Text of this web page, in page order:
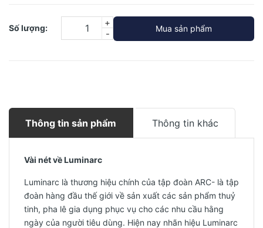
Số lượng:
-
+
Mua sản phẩm
Thông tin sản phẩm Thông tin khác
Vài nét về Luminarc
Luminarc là thương hiệu chính của tập đoàn ARC- là tập
đoàn hàng đầu thế giới về sản xuất các sản phẩm thuỷ
tinh, pha lê gia dụng phục vụ cho các nhu cầu hằng
ngày của người tiêu dùng. Hiện nay nhãn hiệu Luminarc